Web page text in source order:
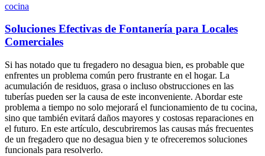
cocina
Soluciones Efectivas de Fontanería para Locales
Comerciales
Si has notado que tu fregadero no desagua bien, es probable que
enfrentes un problema común pero frustrante en el hogar. La
acumulación de residuos, grasa o incluso obstrucciones en las
tuberías pueden ser la causa de este inconveniente. Abordar este
problema a tiempo no solo mejorará el funcionamiento de tu cocina,
sino que también evitará daños mayores y costosas reparaciones en
el futuro. En este artículo, descubriremos las causas más frecuentes
de un fregadero que no desagua bien y te ofreceremos soluciones
funcionals para resolverlo.